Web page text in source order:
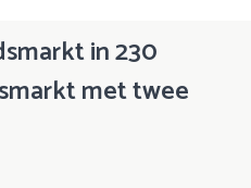
in 230
met twee